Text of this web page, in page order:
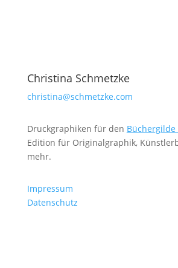
Christina Schmetzke
christina@schmetzke.com
Druckgraphiken für den
Edition für Originalgraphik,
mehr.
Impressum
Datenschutz